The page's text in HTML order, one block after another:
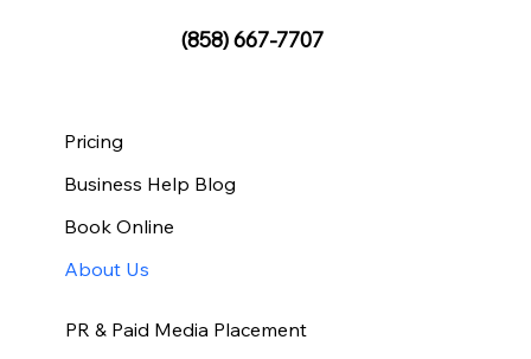
(858) 667-7707
Pricing
Business Help Blog
Book Online
About Us
PR & Paid Media Placement